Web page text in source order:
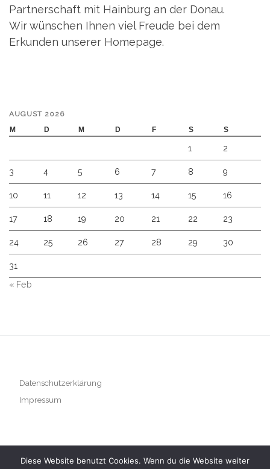
Partnerschaft mit Hainburg an der Donau.
Wir wünschen Ihnen viel Freude bei dem
Erkunden unserer Homepage.
AUGUST 2026
M
D M D F S S
1 2
3 4 5 6 7 8 9
10 11 12 13 14 15 16
17 18 19 20 21 22 23
24 25 26 27 28 29 30
31
« Feb
Datenschutzerklärung
Impressum
Diese Website benutzt Cookies. Wenn du die Website weiter